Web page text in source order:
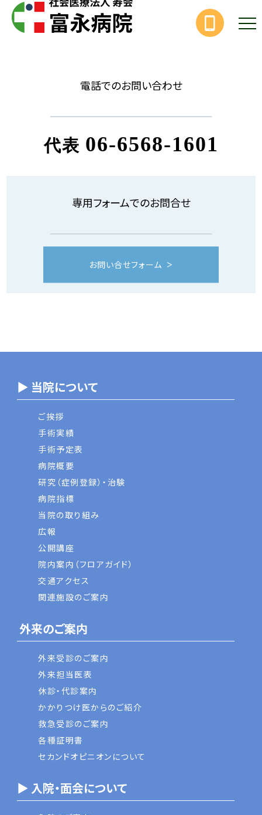
電話でのお問い合わせ
代表 06-6568-1601
専用フォームでのお問合せ
お問い合せフォーム
▶ 当院について
ご挨拶
手術実績
手術予定表
病院概要
研究（症例登録）・治験
病院指標
当院の取り組み
広報
公開講座
院内案内（フロアガイド）
交通アクセス
関連施設のご案内
外来のご案内
外来受診のご案内
外来担当医表
休診・代診案内
かかりつけ医からのご紹介
救急受診のご案内
各種証明書
セカンドオピニオンについて
▶ 入院・面会について